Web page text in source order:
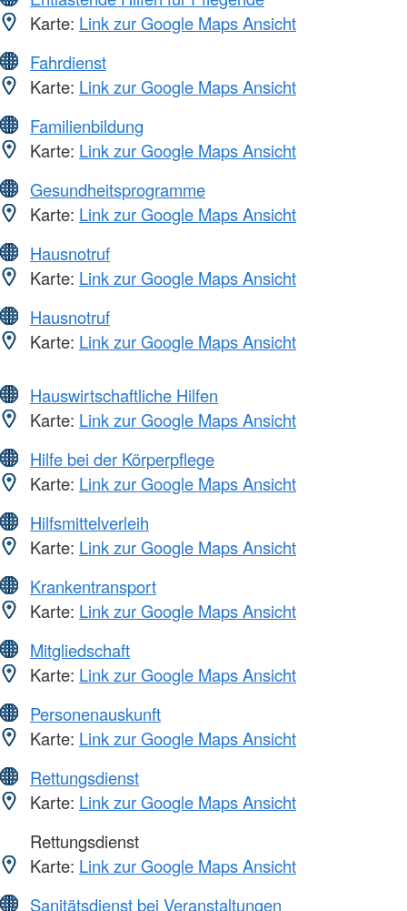
Karte: Link zur Google Maps Ansicht
Fahrdienst
Karte: Link zur Google Maps Ansicht
Familienbildung
Karte: Link zur Google Maps Ansicht
Gesundheitsprogramme
Karte: Link zur Google Maps Ansicht
Hausnotruf
Karte: Link zur Google Maps Ansicht
Hausnotruf
Karte: Link zur Google Maps Ansicht
Hauswirtschaftliche Hilfen
Karte: Link zur Google Maps Ansicht
Hilfe bei der Körperpflege
Karte: Link zur Google Maps Ansicht
Hilfsmittelverleih
Karte: Link zur Google Maps Ansicht
Krankentransport
Karte: Link zur Google Maps Ansicht
Mitgliedschaft
Karte: Link zur Google Maps Ansicht
Personenauskunft
Karte: Link zur Google Maps Ansicht
Rettungsdienst
Karte: Link zur Google Maps Ansicht
Rettungsdienst
Karte: Link zur Google Maps Ansicht
Sanitätsdienst bei Veranstaltungen